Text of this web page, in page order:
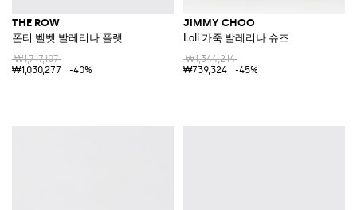
THE ROW
폰티 벨벳 발레리나 플랫
₩1,717,107
₩1,030,277
-40%
JIMMY CHOO
Loli 가죽 발레리나 슈즈
₩1,344,214
₩739,324
-45%